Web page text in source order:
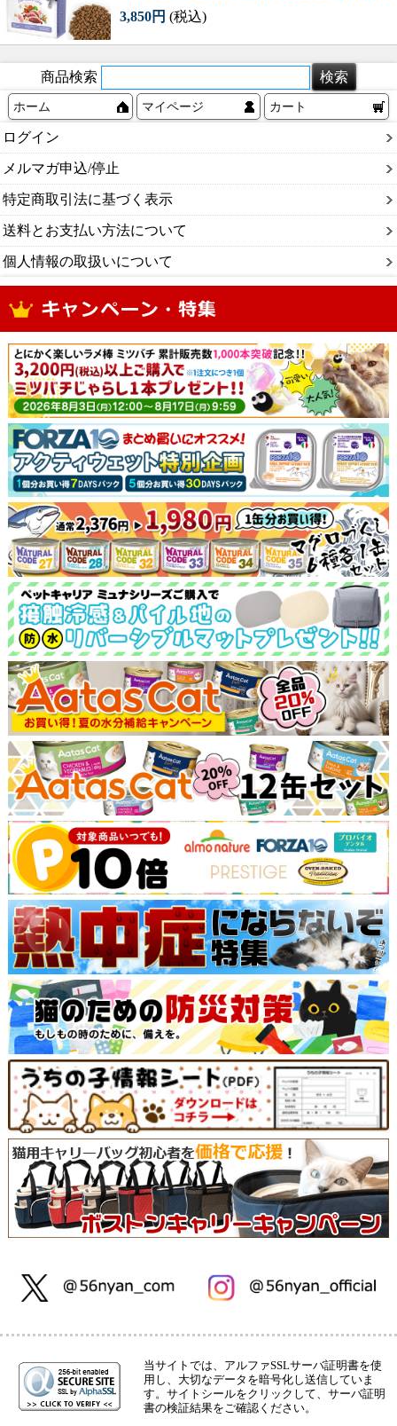
3,850円 (税込)
商品検索
ホーム マイページ カート
ログイン
メルマガ申込/停止
特定商取引法に基づく表示
送料とお支払い方法について
個人情報の取扱いについて
当サイトでは、アルファSSLサーバ証明書を使
用し、大切なデータを暗号化し送信していま
す。サイトシールをクリックして、サーバ証明
書の検証結果をご確認ください。